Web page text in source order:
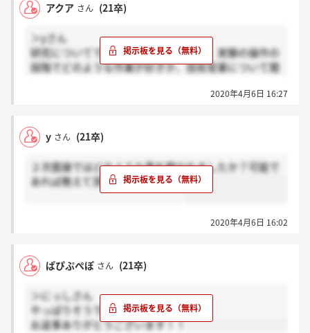
アクア さん (21卒)
＞yさん
研究についてですが、実験の最終目標、実験の操作の
段階でどのような作業が好きか、技術営業について聞
2020年4月6日 16:27
y さん (21卒)
２次面接ではどのような事を聞かれましたか？可能で
あれば教えて頂きたいです、、、
2020年4月6日 16:02
ぱぴぷぺぽ さん (21卒)
＞にっしさん
やっぱりそうですよね！
お返事ありがとうございます！！